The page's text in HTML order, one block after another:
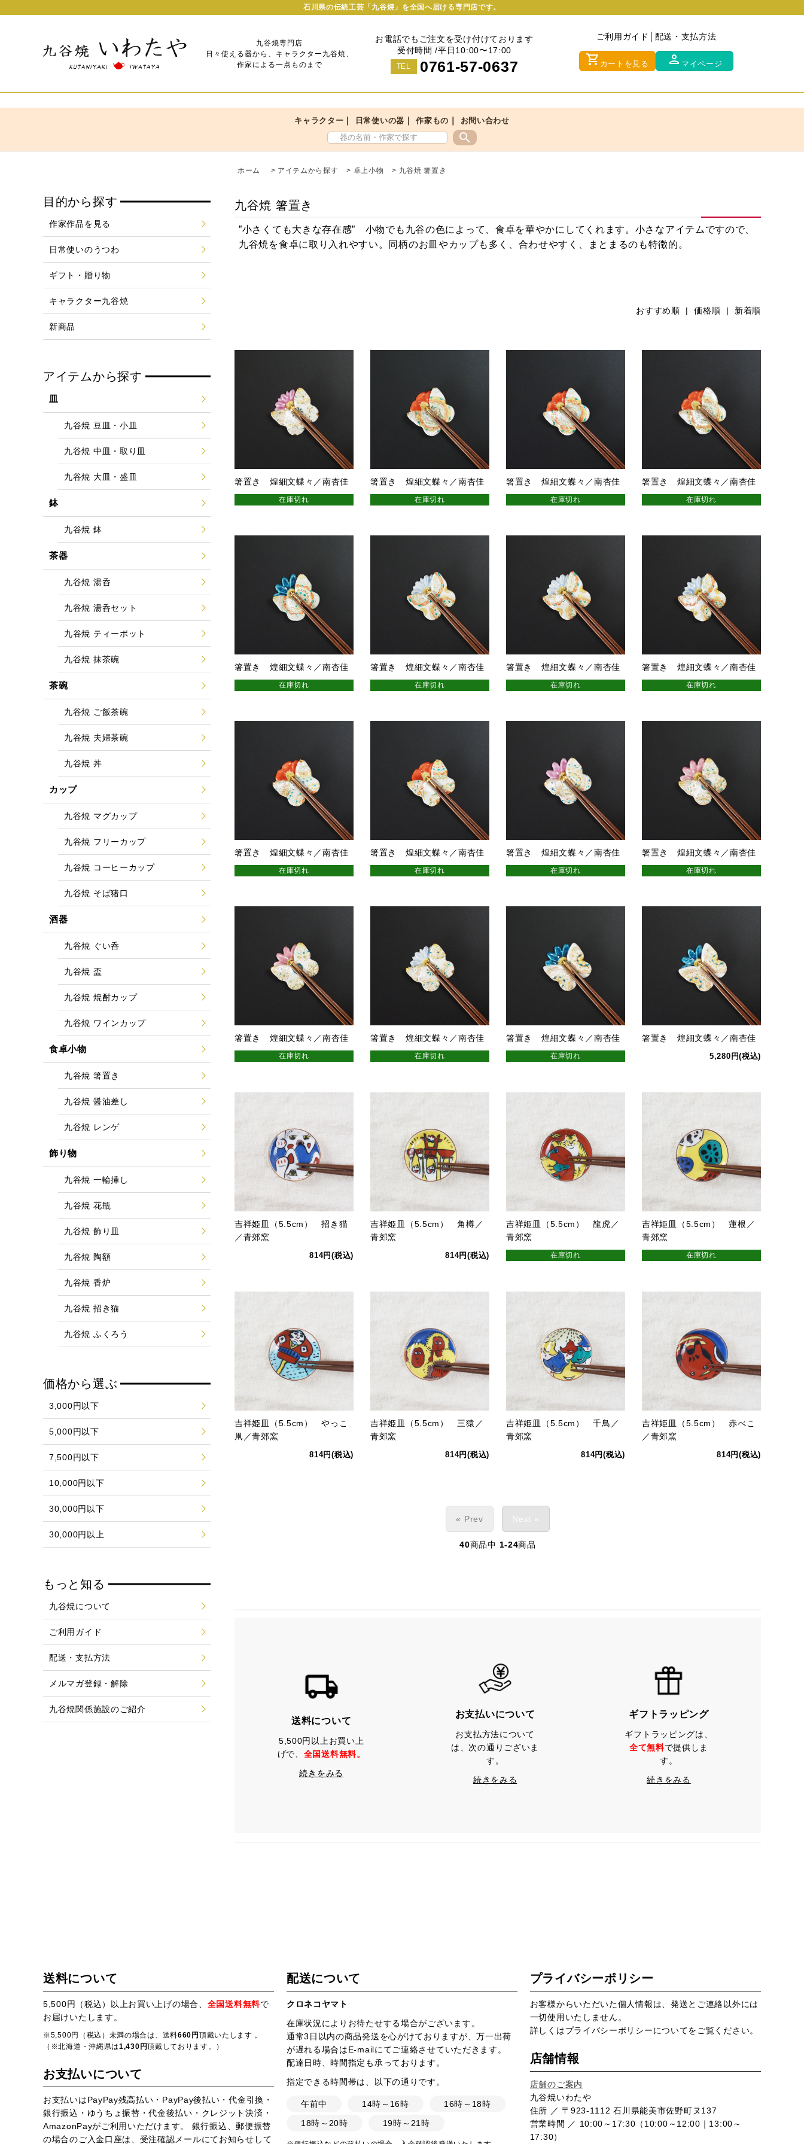
石川県の伝統工芸「九谷焼」を全国へ届ける専門店です。
九谷焼専門店
日々使える器から、キャラクター九谷焼、
作家による一点ものまで
お電話でもご注文を受け付けております
受付時間 /平日10:00〜17:00
TEL 0761-57-0637
ご利用ガイド 配送・支払方法
shopping_cart カートを見る person マイページ
キャラクター 日常使いの器 ｜作家もの お問い合わせ
search
ホーム > アイテムから探す > 卓上小物 > 九谷焼 箸置き
九谷焼 箸置き
”小さくても大きな存在感” 小物でも九谷の色によって、食卓を華やかにしてくれます。小さなアイテムですので、
九谷焼を食卓に取り入れやすい。同柄のお皿やカップも多く、合わせやすく、まとまるのも特徴的。
おすすめ順 |価格順 | 新着順
箸置き 煌細文蝶々／南杏佳
在庫切れ
箸置き 煌細文蝶々／南杏佳
在庫切れ
箸置き 煌細文蝶々／南杏佳
在庫切れ
箸置き 煌細文蝶々／南杏佳
在庫切れ
箸置き 煌細文蝶々／南杏佳
在庫切れ
箸置き 煌細文蝶々／南杏佳
在庫切れ
箸置き 煌細文蝶々／南杏佳
在庫切れ
箸置き 煌細文蝶々／南杏佳
在庫切れ
箸置き 煌細文蝶々／南杏佳
在庫切れ
箸置き 煌細文蝶々／南杏佳
在庫切れ
箸置き 煌細文蝶々／南杏佳
在庫切れ
箸置き 煌細文蝶々／南杏佳
在庫切れ
箸置き 煌細文蝶々／南杏佳
在庫切れ
箸置き 煌細文蝶々／南杏佳
在庫切れ
箸置き 煌細文蝶々／南杏佳
在庫切れ
箸置き 煌細文蝶々／南杏佳
5,280円(税込)
吉祥姫皿（5.5cm） 招き猫
／青郊窯
814円(税込)
吉祥姫皿（5.5cm） 角樽／
青郊窯
814円(税込)
吉祥姫皿（5.5cm） 龍虎／
青郊窯
在庫切れ
吉祥姫皿（5.5cm） 蓮根／
青郊窯
在庫切れ
吉祥姫皿（5.5cm） やっこ
凧／青郊窯
814円(税込)
吉祥姫皿（5.5cm） 三猿／
青郊窯
814円(税込)
吉祥姫皿（5.5cm） 千鳥／
青郊窯
814円(税込)
吉祥姫皿（5.5cm） 赤べこ
／青郊窯
814円(税込)
« Prev Next »
40商品中 1-24商品
送料について
5,500円以上お買い上
げで、 全国送料無料。
続きをみる
お支払いについて
お支払方法について
は、次の通りございま
す。
続きをみる
ギフトラッピング
ギフトラッピングは、
全て無料で提供しま
す。
続きをみる
目的から探す
作家作品を見る
日常使いのうつわ
ギフト・贈り物
キャラクター九谷焼
新商品
アイテムから探す
皿
九谷焼 豆皿・小皿
九谷焼 中皿・取り皿
九谷焼 大皿・盛皿
鉢
九谷焼 鉢
茶器
九谷焼 湯呑
九谷焼 湯呑セット
九谷焼 ティーポット
九谷焼 抹茶碗
茶碗
九谷焼 ご飯茶碗
九谷焼 夫婦茶碗
九谷焼 丼
カップ
九谷焼 マグカップ
九谷焼 フリーカップ
九谷焼 コーヒーカップ
九谷焼 そば猪口
酒器
九谷焼 ぐい呑
九谷焼 盃
九谷焼 焼酎カップ
九谷焼 ワインカップ
食卓小物
九谷焼 箸置き
九谷焼 醤油差し
九谷焼 レンゲ
飾り物
九谷焼 一輪挿し
九谷焼 花瓶
九谷焼 飾り皿
九谷焼 陶額
九谷焼 香炉
九谷焼 招き猫
九谷焼 ふくろう
価格から選ぶ
3,000円以下
5,000円以下
7,500円以下
10,000円以下
30,000円以下
30,000円以上
もっと知る
九谷焼について
ご利用ガイド
配送・支払方法
メルマガ登録・解除
九谷焼関係施設のご紹介
送料について
5,500円（税込）以上お買い上げの場合、 全国送料無料で
お届けいたします。
※5,500円（税込）未満の場合は、送料660円頂戴いたします 。
（※北海道・沖縄県は1,430円頂戴しております。）
お支払いについて
お支払いはPayPay残高払い・PayPay後払い・代金引換・
銀行振込・ゆうちょ振替・代金後払い・クレジット決済・
AmazonPayがご利用いただけます。 銀行振込、郵便振替
の場合のご入金口座は、受注確認メールにてお知らせして
配送について
クロネコヤマト
在庫状況によりお待たせする場合がございます。
通常3日以内の商品発送を心がけておりますが、万一出荷
が遅れる場合はE-mailにてご連絡させていただきます。
配達日時、時間指定も承っております。
指定できる時間帯は、以下の通りです。
午前中 14時～16時
16時～18時
18時～20時
19時～21時
プライバシーポリシー
お客様からいただいた個人情報は、発送とご連絡以外には
一切使用いたしません。
詳しくはプライバシーポリシーについてをご覧ください。
店舗情報
店舗のご案内
九谷焼いわたや
住所 ／ 〒923-1112 石川県能美市佐野町ヌ137
営業時間 ／ 10:00～17:30（10:00～12:00｜13:00～
17:30）